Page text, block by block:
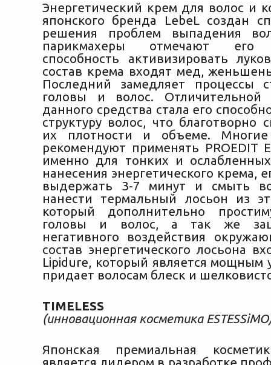
Энергетический крем для волос и
японского бренда LebeL создан
решения проблем выпадения
парикмахеры отмечают его
способность активизировать
состав крема входят мед,
Последний замедляет процессы
головы и волос. Отличительной
данного средства стала его
структуру волос, что благотворно
их плотности и объеме. Многие
рекомендуют применять PROEDIT
именно для тонких и
нанесения энергетического крема,
выдержать 3-7 минут и смыть
нанести термальный лосьон из
который дополнительно
головы и волос, а так же
негативного воздействия
состав энергетического лосьона
Lipidure, который является мощным
придает волосам блеск и
TIMELESS
(инновационная косметика
Японская премиальная